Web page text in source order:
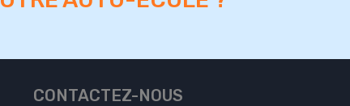
CONTACTEZ-NOUS